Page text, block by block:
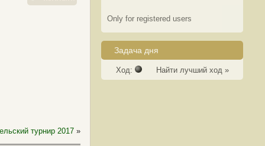
турнир 2017 »
Only for registered users
Задача дня
Ход: Найти лучший ход »